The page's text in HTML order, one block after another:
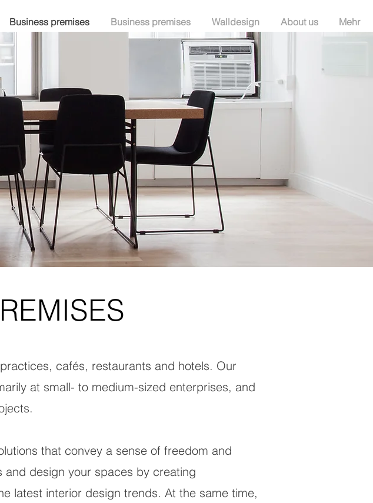
Business premises Business premises Walldesign About us Mehr
cafés, restaurants and hotels. Our
at small- to medium-sized enterprises, and
that convey a sense of freedom and
design your spaces by creating
latest interior design trends. At the same time,